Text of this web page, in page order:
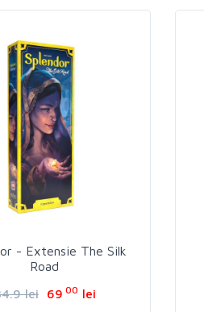
- Extensie The Silk
Road
lei
69 00 lei